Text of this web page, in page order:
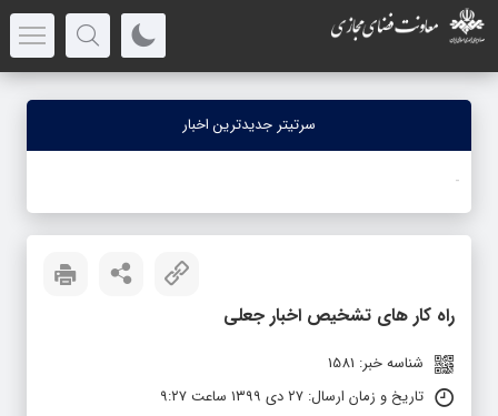
سرتیتر جدیدترین اخبار
-
راه کار های تشخیص اخبار جعلی
شناسه خبر: 1581
تاریخ و زمان ارسال: ۲۷ دی ۱۳۹۹ ساعت ۹:۲۷